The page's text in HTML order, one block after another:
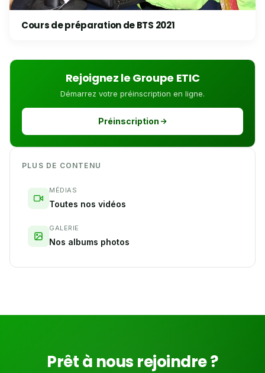
Cours de préparation de BTS 2021
Rejoignez le Groupe ETIC
Démarrez votre préinscription en ligne.
Préinscription
PLUS DE CONTENU
MÉDIAS
Toutes nos vidéos
GALERIE
Nos albums photos
Prêt à nous rejoindre ?